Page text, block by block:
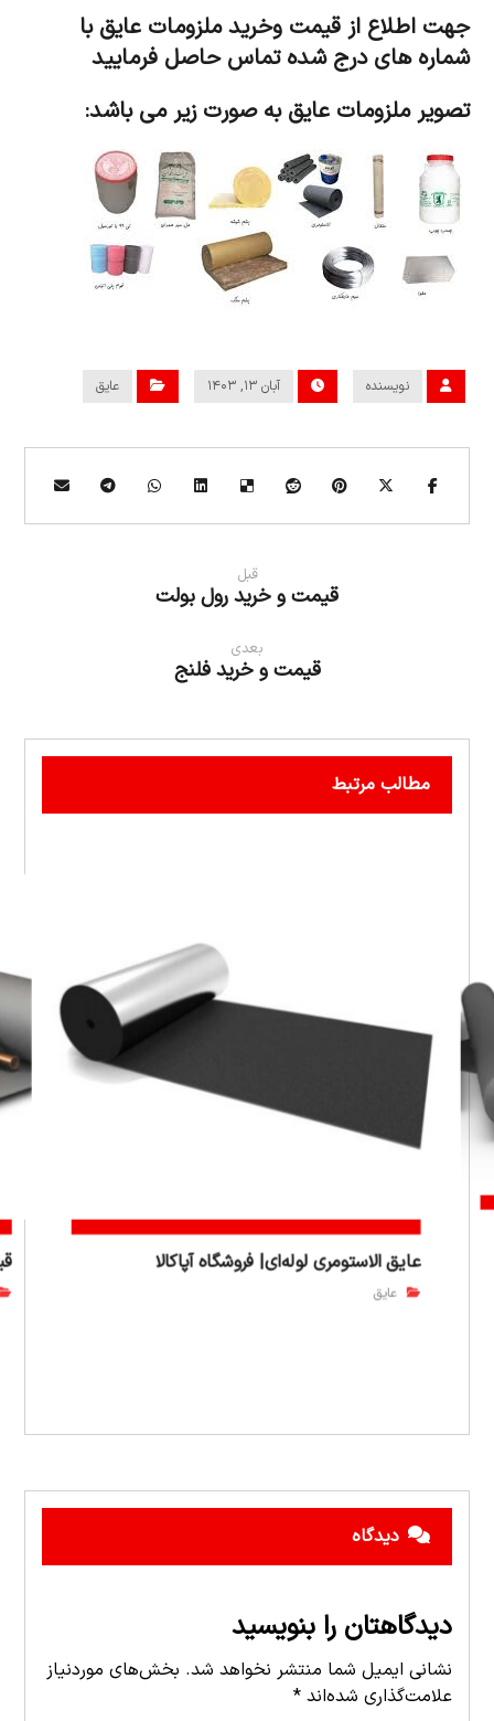
جهت اطلاع از قیمت وخرید ملزومات عایق با
شماره های درج شده تماس حاصل فرمایید
تصویر ملزومات عایق به صورت زیر می باشد:
نویسنده آبان ۱۳, ۱۴۰۳ عایق
قبل
قیمت و خرید رول بولت
بعدی
قیمت و خرید فلنج
مطالب مرتبط
عایق الاستومری لوله‌ای| فروشگاه آپاکالا
عایق
دیدگاه
دیدگاهتان را بنویسید
نشانی ایمیل شما منتشر نخواهد شد. بخش‌های موردنیاز
علامت‌گذاری شده‌اند*